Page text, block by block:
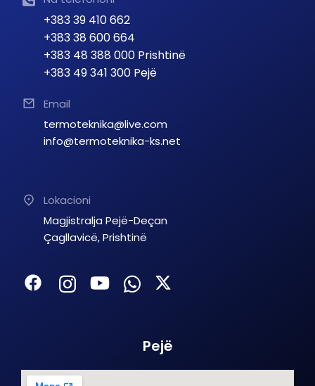
+383 39 410 662
+383 38 600 664
+383 48 388 000 Prishtinë
+383 49 341 300 Pejë
Email
termoteknika@live.com
info@termoteknika-ks.net
Lokacioni
Magjistralja Pejë-Deçan
Çagllavicë, Prishtinë
Pejë